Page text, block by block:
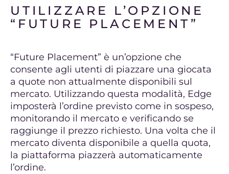
UTILIZZARE L’OPZIONE
“FUTURE PLACEMENT”
“Future Placement” è un’opzione che
consente agli utenti di piazzare una giocata
a quote non attualmente disponibili sul
mercato. Utilizzando questa modalità, Edge
imposterà l’ordine previsto come in sospeso,
monitorando il mercato e verificando se
raggiunge il prezzo richiesto. Una volta che il
mercato diventa disponibile a quella quota,
la piattaforma piazzerà automaticamente
l’ordine.